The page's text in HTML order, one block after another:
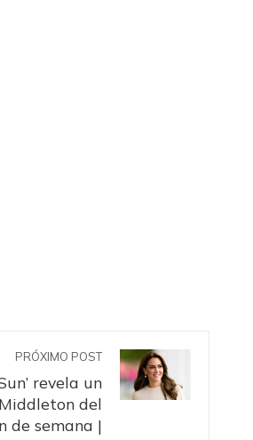
PRÓXIMO POST
revela un
del
de semana |